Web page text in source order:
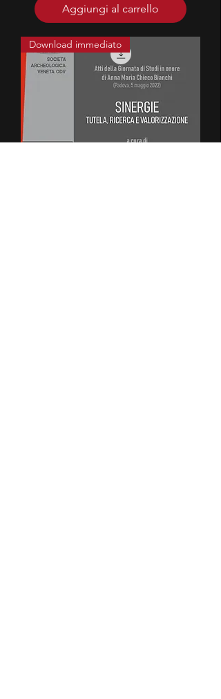
Aggiungi al carrello
Download immediato